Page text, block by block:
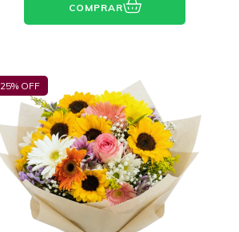
COMPRAR
25% OFF